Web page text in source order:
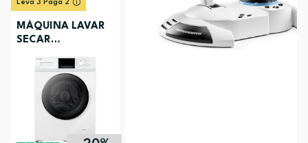
Leva 3 Paga 2
MÁQUINA LAVAR
SECAR
EC3107BR